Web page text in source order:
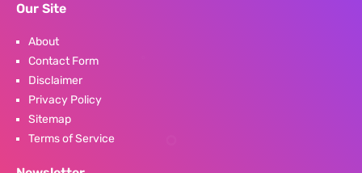
Our Site
About
Contact Form
Disclaimer
Privacy Policy
Sitemap
Terms of Service